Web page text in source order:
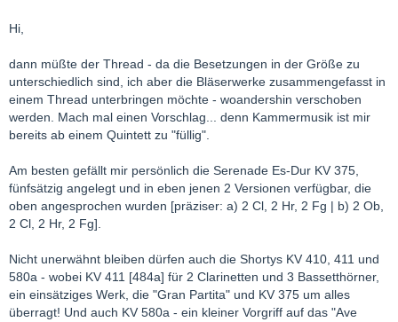
Hi,
dann müßte der Thread - da die Besetzungen in der Größe zu
unterschiedlich sind, ich aber die Bläserwerke zusammengefasst in
einem Thread unterbringen möchte - woandershin verschoben
werden. Mach mal einen Vorschlag... denn Kammermusik ist mir
bereits ab einem Quintett zu "füllig".
Am besten gefällt mir persönlich die Serenade Es-Dur KV 375,
fünfsätzig angelegt und in eben jenen 2 Versionen verfügbar, die
oben angesprochen wurden [präziser: a) 2 Cl, 2 Hr, 2 Fg | b) 2 Ob,
2 Cl, 2 Hr, 2 Fg].
Nicht unerwähnt bleiben dürfen auch die Shortys KV 410, 411 und
580a - wobei KV 411 [484a] für 2 Clarinetten und 3 Bassetthörner,
ein einsätziges Werk, die "Gran Partita" und KV 375 um alles
überragt! Und auch KV 580a - ein kleiner Vorgriff auf das "Ave